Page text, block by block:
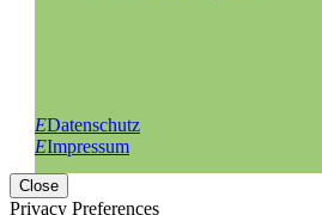
EDatenschutz
EImpressum
Close
Privacy Preferences